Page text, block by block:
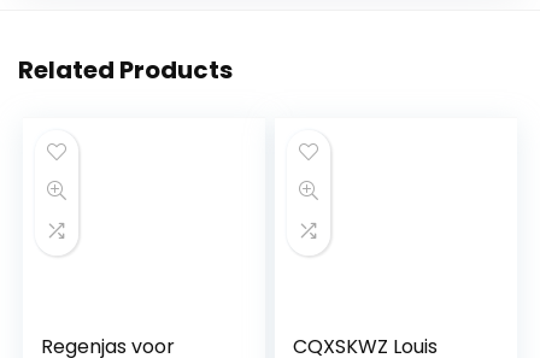
Related Products
Regenjas voor
CQXSKWZ Louis